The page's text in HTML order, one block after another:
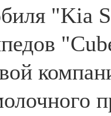
"Kia